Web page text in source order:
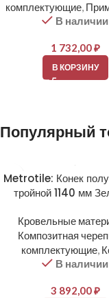
комплектующие,
В наличии
1 732,00₽
В КОРЗИНУ
Популярный
Metrotile: Конек
тройной 1140 мм
Кровельные
Композитная
комплектующие,
В наличии
3 892,00₽